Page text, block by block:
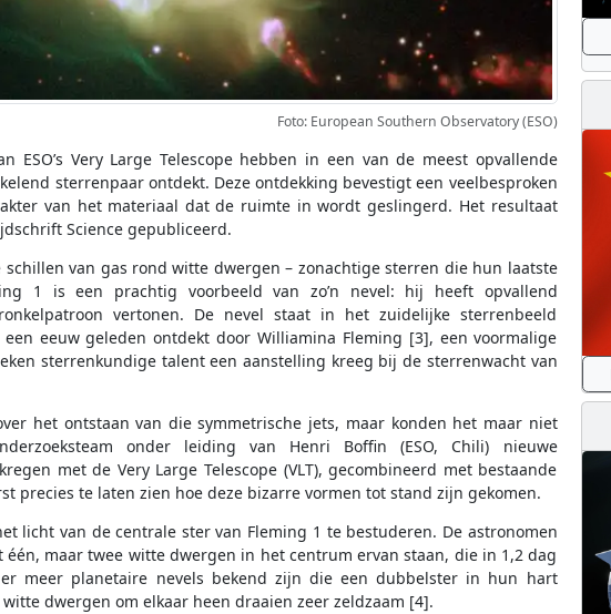
Foto: European Southern Observatory (ESO)
ESO’s Very Large Telescope hebben in een van de meest opvallende
sterrenpaar ontdekt. Deze ontdekking bevestigt een veelbesproken
van het materiaal dat de ruimte in wordt geslingerd. Het resultaat
Science gepubliceerd.
van gas rond witte dwergen – zonachtige sterren die hun laatste
1 is een prachtig voorbeeld van zo’n nevel: hij heeft opvallend
vertonen. De nevel staat in het zuidelijke sterrenbeeld
eeuw geleden ontdekt door Williamina Fleming [3], een voormalige
sterrenkundige talent een aanstelling kreeg bij de sterrenwacht van
het ontstaan van die symmetrische jets, maar konden het maar niet
onder leiding van Henri Boffin (ESO, Chili) nieuwe
met de Very Large Telescope (VLT), gecombineerd met bestaande
precies te laten zien hoe deze bizarre vormen tot stand zijn gekomen.
licht van de centrale ster van Fleming 1 te bestuderen. De astronomen
maar twee witte dwergen in het centrum ervan staan, die in 1,2 dag
meer planetaire nevels bekend zijn die een dubbelster in hun hart
dwergen om elkaar heen draaien zeer zeldzaam [4].